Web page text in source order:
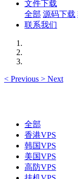
文件下载
全部 源码下载
联系我们
< Previous > Next
全部
香港VPS
韩国VPS
美国VPS
高防VPS